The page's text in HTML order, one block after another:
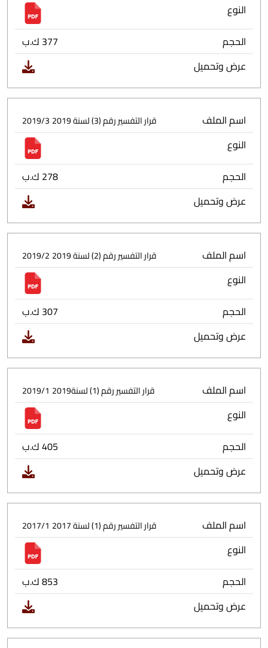
النوع
الحجم
377 ك.ب
عرض وتحميل
اسم الملف قرار التفسير رقم (3) لسنة 2019 2019/3
النوع
الحجم
278 ك.ب
عرض وتحميل
اسم الملف قرار التفسير رقم (2) لسنة 2019 2019/2
النوع
الحجم
307 ك.ب
عرض وتحميل
اسم الملف قرار التفسير رقم (1) لسنة2019 2019/1
النوع
الحجم
405 ك.ب
عرض وتحميل
اسم الملف قرار التفسير رقم (1) لسنة 2017 2017/1
النوع
الحجم
853 ك.ب
عرض وتحميل